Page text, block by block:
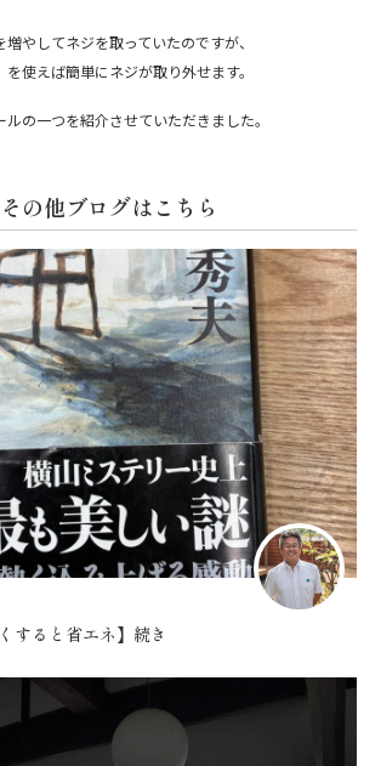
やしてネジを取っていたのですが、
使えば簡単にネジが取り外せます。
の一つを紹介させていただきました。
その他ブログはこちら
すると省エネ】続き